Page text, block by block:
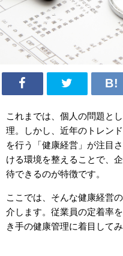
これまでは、個人の問題と
理。しかし、近年のトレン
を行う「健康経営」が注目
ける環境を整えることで、
待できるのが特徴です。
ここでは、そんな健康経営
介します。従業員の定着率
き手の健康管理に着目してみ